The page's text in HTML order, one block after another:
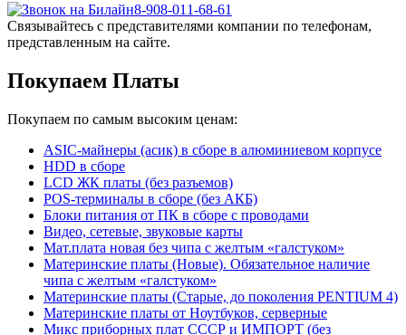
8-908-011-68-61
Связывайтесь с представителями компании по телефонам,
представленным на сайте.
Покупаем Платы
Покупаем по самым высоким ценам:
ASIC-майнеры (асик) в сборе в алюминиевом корпусе
HDD в сборе
LCD ЖК платы (без разъемов)
POS-терминалы в сборе (без АКБ)
Блоки питания от ПК в сборе с проводами
Видео, сетевые, звуковые карты
Мат.плата новая без чипа с желтым «галстуком»
Материнские платы (Новые). Обязательное наличие
чипа с желтым «галстуком»
Материнские платы (Старые, до поколения PENTIUM 4)
Материнские платы от Ноутбуков, серверные
Микс приборных плат СССР и ИМПОРТ (без